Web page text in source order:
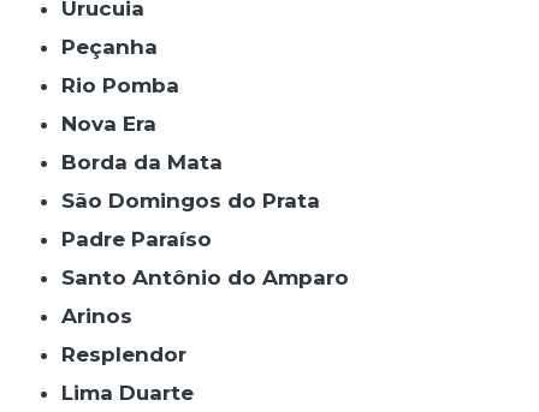
Urucuia
Peçanha
Rio Pomba
Nova Era
Borda da Mata
São Domingos do Prata
Padre Paraíso
Santo Antônio do Amparo
Arinos
Resplendor
Lima Duarte